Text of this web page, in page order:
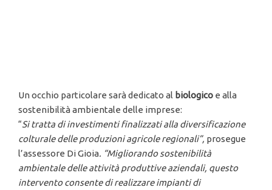
Un occhio particolare sarà dedicato al biologico e alla
sostenibilità ambientale delle imprese:
“Si tratta di investimenti finalizzati alla diversificazione
colturale delle produzioni agricole regionali”, prosegue
l’assessore Di Gioia. “Migliorandosostenibilità
ambientaledelle attività produttive aziendali, questo
intervento consente di realizzareimpianti di